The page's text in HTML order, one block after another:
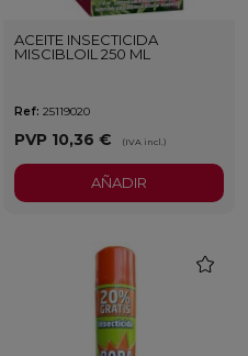
ACEITE INSECTICIDA
MISCIBLOIL 250 ML
Ref: 25119020
PVP 10,36 € (IVA incl.)
AÑADIR